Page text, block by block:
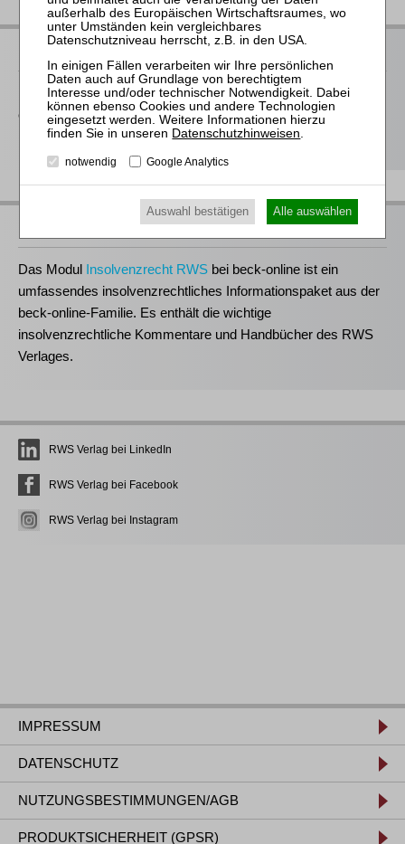
RWS bei Juris
Der RWS Verlag istPartner der jurisAllianz. Vieler unserer Titel
erhalten Sie deshalb auch im Rahmen ausgewählter juris-
Produkte.
RWS bei beck-online
Das Modul Insolvenzrecht RWS bei beck-online ist ein
umfassendes insolvenzrechtliches Informationspaket aus der
beck-online-Familie. Es enthält die wichtige
insolvenzrechtliche Kommentare und Handbücher des RWS
Verlages.
RWS Verlag bei LinkedIn
RWS Verlag bei Facebook
RWS Verlag bei Instagram
IMPRESSUM
DATENSCHUTZ
NUTZUNGSBESTIMMUNGEN/AGB
PRODUKTSICHERHEIT (GPSR)
Datenschutzhinweisen.
notwendig Google Analytics
Auswahl bestätigen Alle auswählen